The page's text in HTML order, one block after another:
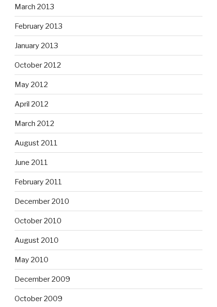
March 2013
February 2013
January 2013
October 2012
May 2012
April 2012
March 2012
August 2011
June 2011
February 2011
December 2010
October 2010
August 2010
May 2010
December 2009
October 2009